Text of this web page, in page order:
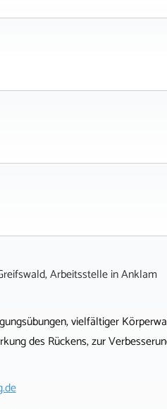
ArbeitsstelleinAnklam
vielfältiger
des Rückens, zur